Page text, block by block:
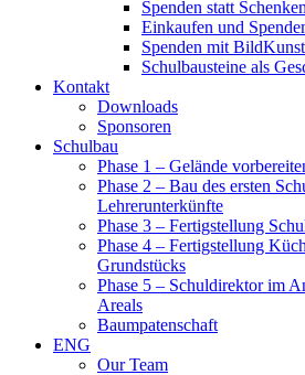
Spenden statt
Einkaufen und
Spenden mit BildKunst
Schulbausteine als
Kontakt
Downloads
Sponsoren
Schulbau
Phase 1 – Gelände
Phase 2 – Bau des ersten
Lehrerunterkünfte
Phase 3 – Fertigstellung
Phase 4 – Fertigstellung
Grundstücks
Phase 5 – Schuldirektor im
Areals
Baumpatenschaft
ENG
Our Team